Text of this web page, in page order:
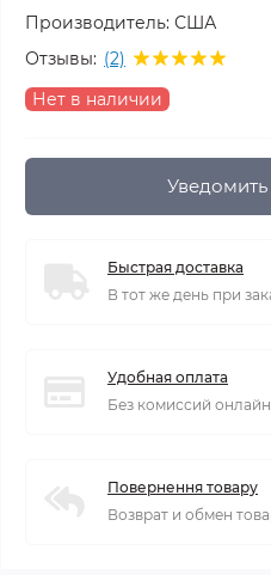
Производитель: США
Отзывы: (2)
Нет в наличии
Быстрая доставка
В тот же день при
Удобная оплата
Без комиссий
Повернення товару
Возврат и обмен